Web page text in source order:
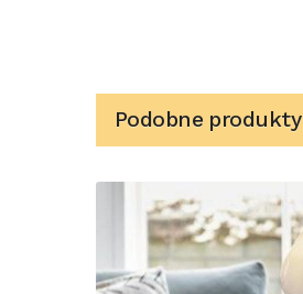
Podobne produkty